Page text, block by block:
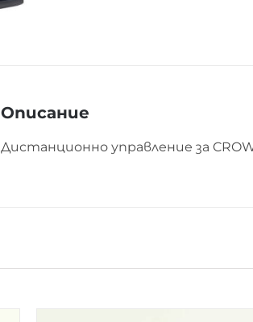
Описание
Дистанционно управление за